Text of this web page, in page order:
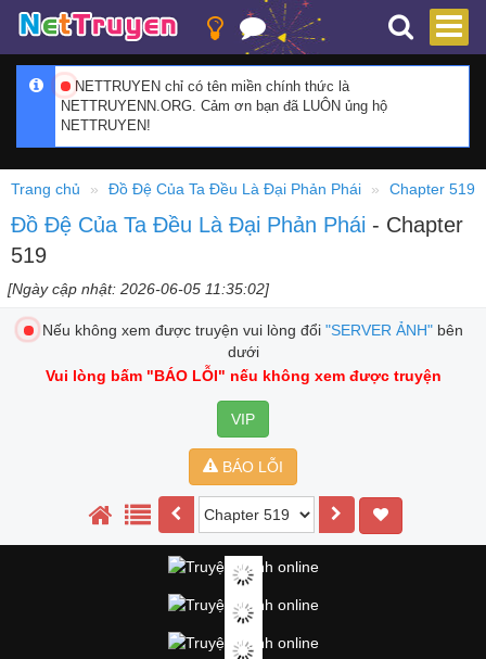
NETTRUYEN chỉ có tên miền chính thức là
NETTRUYENN.ORG. Cảm ơn bạn đã LUÔN ủng hộ
NETTRUYEN!
Trang chủ Đồ Đệ Của Ta Đều Là Đại Phản Phái Chapter 519
Đồ Đệ Của Ta Đều Là Đại Phản Phái - Chapter
519
[Ngày cập nhật: 2026-06-05 11:35:02]
Nếu không xem được truyện vui lòng đổi "SERVER ẢNH"bên
dưới
Vui lòng bấm "BÁO LỖI" nếu không xem được truyện
VIP
BÁO LỖI